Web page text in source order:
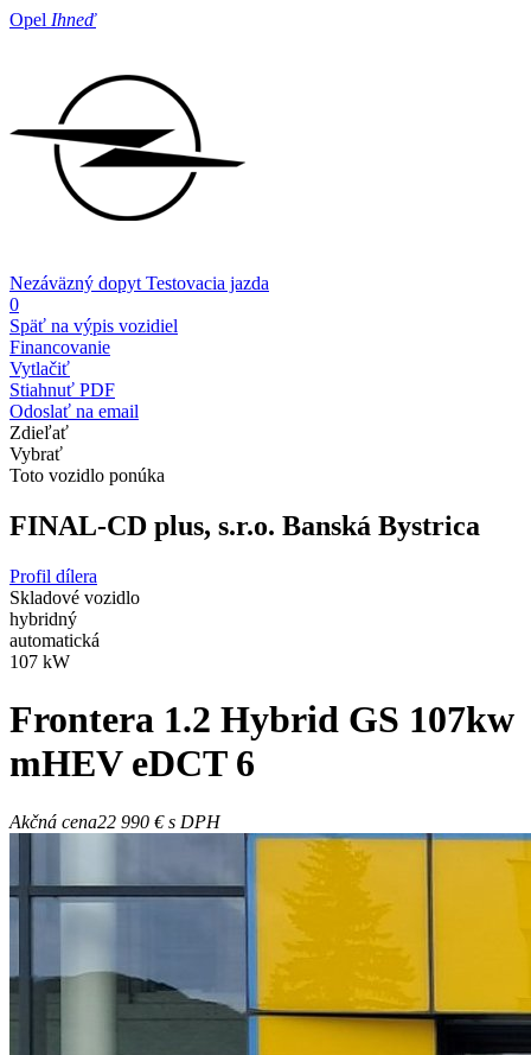
Opel Ihneď
Nezáväzný dopyt Testovacia jazda
0
Späť na výpis vozidiel
Financovanie
Vytlačiť
Stiahnuť PDF
Odoslať na email
Zdieľať
Vybrať
Toto vozidlo ponúka
FINAL-CD plus, s.r.o. Banská Bystrica
Profil dílera
Skladové vozidlo
hybridný
automatická
107 kW
Frontera 1.2 Hybrid GS 107kw
mHEV eDCT 6
Akčná cena22 990 €s DPH